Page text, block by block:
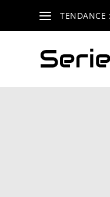
TENDANCE :